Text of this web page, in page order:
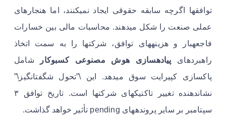
توافقها اگرچه سابقه حقوقی ایجاد نمیکنند، اما هنجارهای
عملی صنعت را شکل میدهند. محاسبات مالی بین خسارات
فاجعهبار و هزینههای توافق، شرکتها را به سمت اتخاذ
راهبردهای پیادهسازی هوش مصنوعی کسبوکار
شامل
پاکسازی کپیرایت سوق میدهد. این \”تحول شگفتانگیز\”
نشاندهنده تغییر تاکتیکهای شرکتها است. تاریخ توافق ۳
سپتامبر بر سایر پروندههای pending تأثیر خواهد گذاشت.